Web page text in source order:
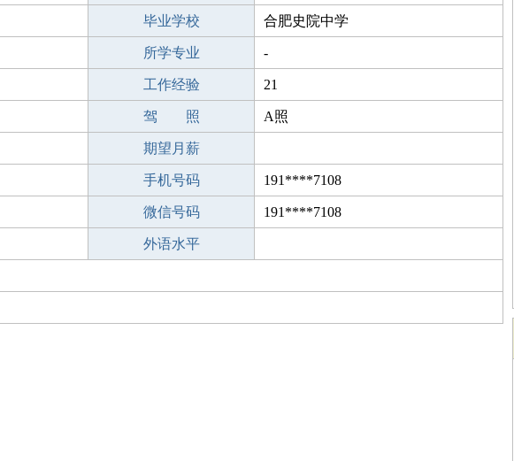
毕业学校 合肥史院中学
所学专业 -
工作经验 21
驾 照 A照
期望月薪
手机号码 191****7108
微信号码 191****7108
外语水平